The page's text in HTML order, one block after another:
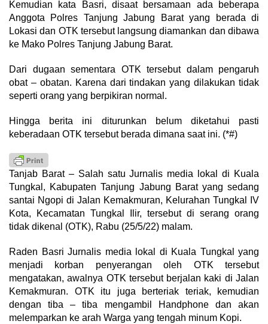
Kemudian kata Basri, disaat bersamaan ada beberapa
Anggota Polres Tanjung Jabung Barat yang berada di
Lokasi dan OTK tersebut langsung diamankan dan dibawa
ke Mako Polres Tanjung Jabung Barat.
Dari dugaan sementara OTK tersebut dalam pengaruh
obat – obatan. Karena dari tindakan yang dilakukan tidak
seperti orang yang berpikiran normal.
Hingga berita ini diturunkan belum diketahui pasti
keberadaan OTK tersebut berada dimana saat ini. (*#)
Tanjab Barat – Salah satu Jurnalis media lokal di Kuala
Tungkal, Kabupaten Tanjung Jabung Barat yang sedang
santai Ngopi di Jalan Kemakmuran, Kelurahan Tungkal IV
Kota, Kecamatan Tungkal Ilir, tersebut di serang orang
tidak dikenal (OTK), Rabu (25/5/22) malam.
Raden Basri Jurnalis media lokal di Kuala Tungkal yang
menjadi korban penyerangan oleh OTK tersebut
mengatakan, awalnya OTK tersebut berjalan kaki di Jalan
Kemakmuran. OTK itu juga berteriak teriak, kemudian
dengan tiba – tiba mengambil Handphone dan akan
melemparkan ke arah Warga yang tengah minum Kopi.